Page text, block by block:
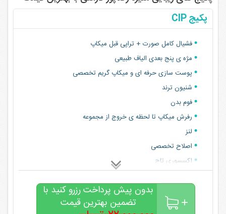
پکیج CIP
فشیال کامل صورت + تراپی قبل میکاپ
مژه ی پنج بعدی الیاف طبیعی
پوست سازی حرفه ای و میکاپ گریم تخصصی
شنیون ترند
فوم بدن
رفرش میکاپ تا لحظه ی خروج از مجموعه
لنز
اصلاح تخصصی
اکسسوری تاج
بدون پیش پرداخت رزرو کنید با
تضمین بهترین قیمت